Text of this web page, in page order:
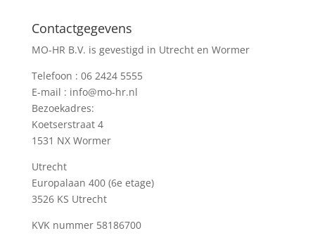
Contactgegevens
MO-HR B.V. is gevestigd in Utrecht en Wormer
Telefoon : 06 2424 5555
E-mail : info@mo-hr.nl
Bezoekadres:
Koetserstraat 4
1531 NX Wormer
Utrecht
Europalaan 400 (6e etage)
3526 KS Utrecht
KVK nummer 58186700